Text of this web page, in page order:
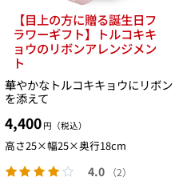
【目上の方に贈る誕生日フ
ラワーギフト】トルコキキ
ョウのリボンアレンジメン
ト
華やかなトルコキキョウにリボン
を添えて
4,400 円（税込）
高さ25×幅25×奥行18cm
4.0 （2）